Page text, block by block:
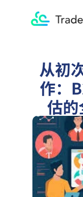
从初
作：
估